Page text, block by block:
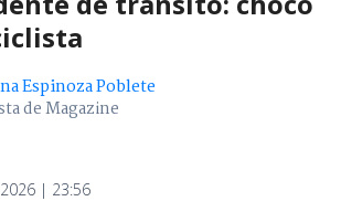
Espinoza Poblete
de Magazine
| 23:56